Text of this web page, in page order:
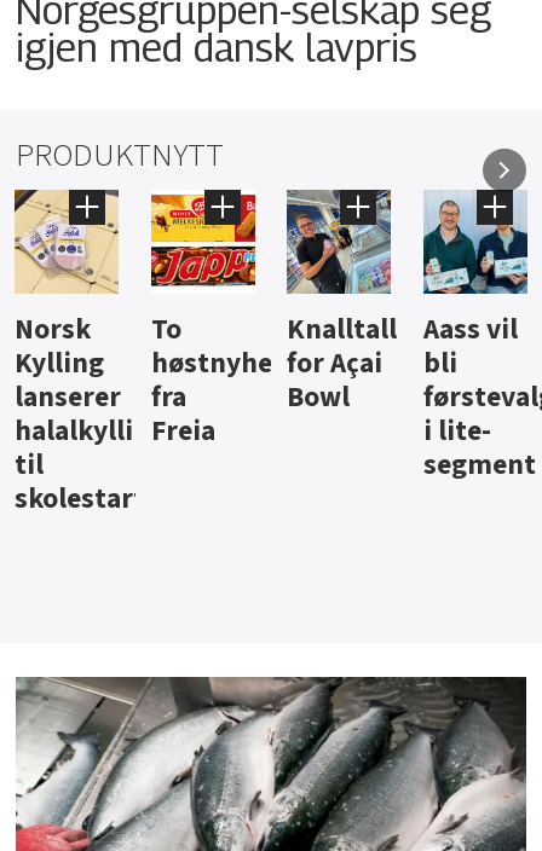
Norgesgruppen-selskap seg
igjen med dansk lavpris
PRODUKTNYTT
Knalltall
for Açai
Bowl
Aass vil
bli
førstevalg
i lite-
Brus og
jus fra
Berentsen
Hard
iste fra
Hansa